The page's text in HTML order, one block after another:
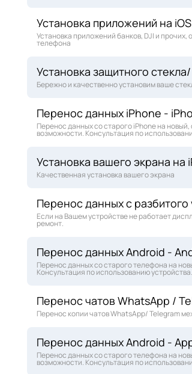
Установка приложений на
Установка приложений банков, DJI и
телефона
Установка защитного
Бережно и качественно установим ваше
Перенос данных iPhone -
Перенос данных со старого iPhone на
возможности. Консультация по
Установка вашего экрана
Качественная установка вашего экрана
Перенос данных с разбитого
Если на Вашем устройстве не работает
ремонт.
Перенос данных Android -
Перенос данных со старого телефона на
Консультация по использованию устройства.
Перенос чатов WhatsApp /
Перенос копии чатов WhatsApp/ Telegram
Перенос данных Android -
Перенос данных со старого телефона на
возможности. Консультация по